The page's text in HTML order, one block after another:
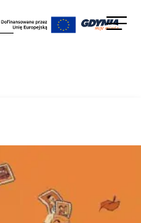
Wpisz